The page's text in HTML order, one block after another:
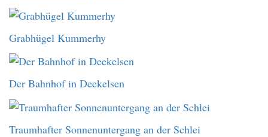
Grabhügel Kummerhy
Der Bahnhof in Deekelsen
Traumhafter Sonnenuntergang an der Schlei